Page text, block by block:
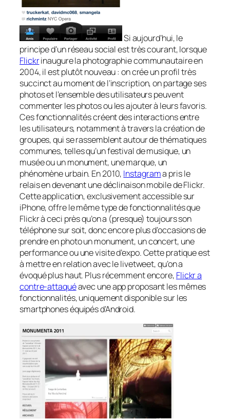
Si aujourd’hui, le
principe d’un réseau social est très courant, lorsque
Flickrinaugure la photographie communautaire en
2004, il est plutôt nouveau : on crée un profil très
succinct au moment de l’inscription, on partage ses
photos et l’ensemble des utilisateurs peuvent
commenter les photos ou les ajouter à leurs favoris.
Ces fonctionnalités créent des interactions entre
les utilisateurs, notamment à travers la création de
groupes, qui se rassemblent autour de thématiques
communes, telles qu’un festival de musique, un
musée ou un monument, une marque, un
phénomène urbain. En 2010, Instagrama pris le
relais en devenant une déclinaison mobile de Flickr.
Cette application, exclusivement accessible sur
iPhone, offre le même type de fonctionnalités que
Flickr à ceci près qu’on a (presque) toujours son
téléphone sur soit, donc encore plus d’occasions de
prendre en photo un monument, un concert, une
performance ou une visite d’expo. Cette pratique est
à mettre en relation avec le livetweet, qu’on a
évoqué plus haut. Plus récemment encore, Flickr a
contre-attaquéavec une app proposant les mêmes
fonctionnalités, uniquement disponible sur les
smartphones équipés d’Android.